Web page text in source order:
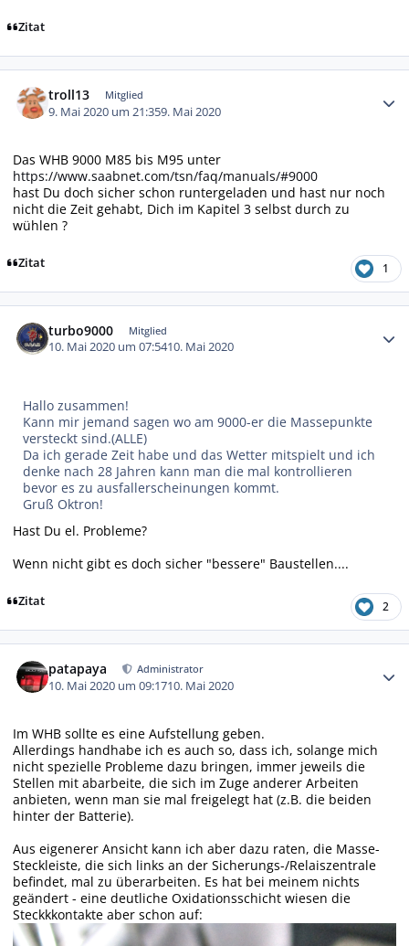
Zitat
troll13 Mitglied
9. Mai 2020 um 21:359. Mai 2020
Das WHB 9000 M85 bis M95 unter
https://www.saabnet.com/tsn/faq/manuals/#9000
hast Du doch sicher schon runtergeladen und hast nur noch
nicht die Zeit gehabt, Dich im Kapitel 3 selbst durch zu
wühlen ?
Zitat 1
turbo9000 Mitglied
10. Mai 2020 um 07:5410. Mai 2020
Hallo zusammen!
Kann mir jemand sagen wo am 9000-er die Massepunkte
versteckt sind.(ALLE)
Da ich gerade Zeit habe und das Wetter mitspielt und ich
denke nach 28 Jahren kann man die mal kontrollieren
bevor es zu ausfallerscheinungen kommt.
Gruß Oktron!
Hast Du el. Probleme?
Wenn nicht gibt es doch sicher "bessere" Baustellen....
Zitat 2
patapaya Administrator
10. Mai 2020 um 09:1710. Mai 2020
Im WHB sollte es eine Aufstellung geben.
Allerdings handhabe ich es auch so, dass ich, solange mich
nicht spezielle Probleme dazu bringen, immer jeweils die
Stellen mit abarbeite, die sich im Zuge anderer Arbeiten
anbieten, wenn man sie mal freigelegt hat (z.B. die beiden
hinter der Batterie).
Aus eigenerer Ansicht kann ich aber dazu raten, die Masse-
Steckleiste, die sich links an der Sicherungs-/Relaiszentrale
befindet, mal zu überarbeiten. Es hat bei meinem nichts
geändert - eine deutliche Oxidationsschicht wiesen die
Steckkkontakte aber schon auf: